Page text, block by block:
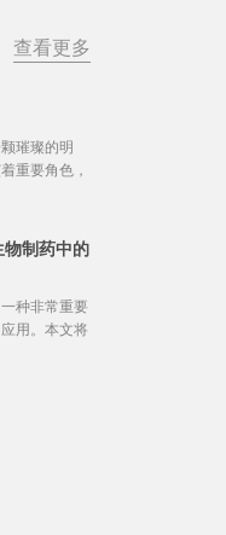
查看更多
璀璨的明
重要角色，
物制药中的
种非常重要
用。本文将